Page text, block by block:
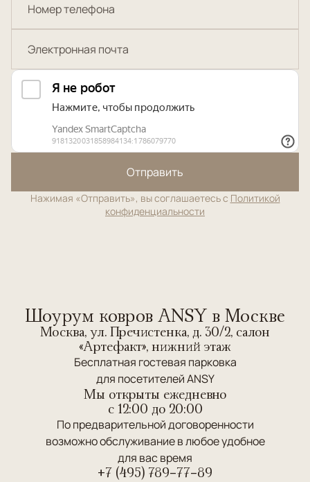
Отправить
Нажимая «Отправить», вы соглашаетесь с Политикой
конфиденциальности
Шоурум ковров ANSY в Москве
Москва, ул. Пречистенка, д. 30/2, салон
«Артефакт», нижний этаж
Бесплатная гостевая парковка
для посетителей ANSY
Мы открыты ежедневно
c 12:00 до 20:00
По предварительной договоренности
возможно обслуживание в любое удобное
для вас время
+7 (495) 789-77-89